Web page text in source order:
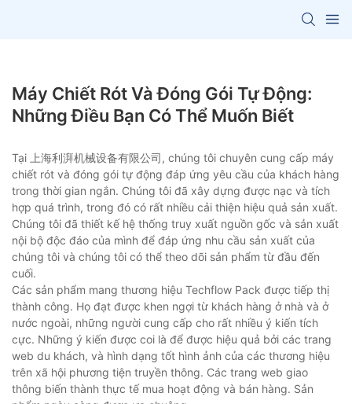
Máy Chiết Rót Và Đóng Gói Tự Động:
Những Điều Bạn Có Thể Muốn Biết
Tại 上海利湃机械设备有限公司, chúng tôi chuyên cung cấp máy
chiết rót và đóng gói tự động đáp ứng yêu cầu của khách hàng
trong thời gian ngắn. Chúng tôi đã xây dựng được nạc và tích
hợp quá trình, trong đó có rất nhiều cải thiện hiệu quả sản xuất.
Chúng tôi đã thiết kế hệ thống truy xuất nguồn gốc và sản xuất
nội bộ độc đáo của mình để đáp ứng nhu cầu sản xuất của
chúng tôi và chúng tôi có thể theo dõi sản phẩm từ đầu đến
cuối.
Các sản phẩm mang thương hiệu Techflow Pack được tiếp thị
thành công. Họ đạt được khen ngợi từ khách hàng ở nhà và ở
nước ngoài, những người cung cấp cho rất nhiều ý kiến tích
cực. Những ý kiến được coi là để được hiệu quả bởi các trang
web du khách, và hình dạng tốt hình ảnh của các thương hiệu
trên xã hội phương tiện truyền thông. Các trang web giao
thông biến thành thực tế mua hoạt động và bán hàng. Sản